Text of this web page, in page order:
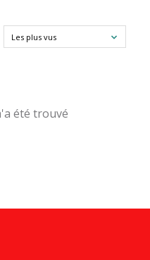
Les plus vus
été trouvé